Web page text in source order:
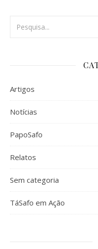
Artigos
Notícias
PapoSafo
Relatos
Sem categoria
TáSafo em Ação